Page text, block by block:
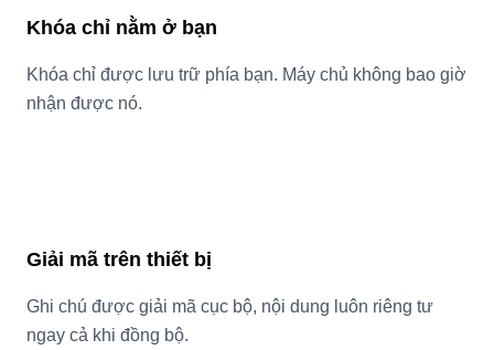
Khóa chỉ nằm ở bạn
Khóa chỉ được lưu trữ phía bạn. Máy chủ không bao giờ
nhận được nó.
Giải mã trên thiết bị
Ghi chú được giải mã cục bộ, nội dung luôn riêng tư
ngay cả khi đồng bộ.